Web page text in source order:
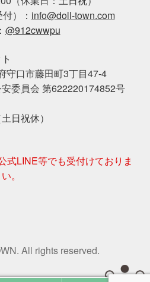
）： info@doll-town.com
@912cwwpu
守口市藤田町3丁目47-4
委員会 第622220174852号
日祝休）
式LINE等でも受付けておりま
。
All rights reserved.